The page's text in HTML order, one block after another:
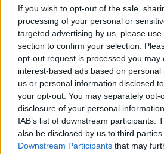
If you wish to opt-out of the sale,
processing of your personal or
targeted advertising by us, please
section to confirm your selection.
opt-out request is processed you may
interest-based ads based on
us or personal information disclosed
your opt-out. You may separately opt-
disclosure of your personal
IAB’s list of downstream participants.
also be disclosed by us to third
Downstream Participants that may
Értéktőzsdén 100 000 darab OTP
12 829 forint/darab átlagáron az
befektetési szolgáltató
nyomán az OTP Csoport
részvények állománya 624 169
részvény állomány 0,22 százalék.
KEDVES OLVASÓNK!
A keresett cikk a portfolio.hu